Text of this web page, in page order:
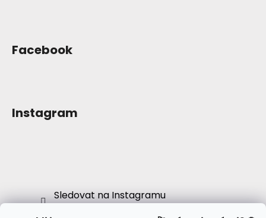
Facebook
Instagram
Sledovat na Instagramu